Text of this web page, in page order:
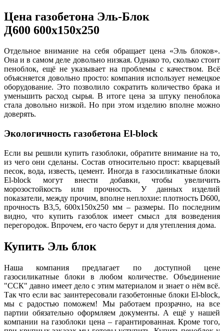
Цена газобетона Эль-Блок
Д600 600х150х250
Отдельное внимание на себя обращает цена «Эль блоков».
Она и в самом деле довольно низкая. Однако то, сколько стоит
пеноблок, ещё не указывает на проблемы с качеством. Всё
объясняется довольно просто: компания использует немецкое
оборудование. Это позволило сократить количество брака и
уменьшить расход сырья. В итоге цена за штуку пеноблока
стала довольно низкой. Но при этом изделию вполне можно
доверять.
Экологичность газобетона El-block
Если вы решили купить газоблоки, обратите внимание на то,
из чего они сделаны. Состав относительно прост: кварцевый
песок, вода, известь, цемент. Иногда в газосиликатные блоки
El-block могут внести добавки, чтобы увеличить
морозостойкость или прочность. У данных изделий
показатели, между прочим, вполне неплохие: плотность D600,
прочность В3,5, 600х150х250 мм – размеры. По последним
видно, что купить газоблок имеет смысл для возведения
перегородок. Впрочем, его часто берут и для утепления дома.
Купить Эль блок
Наша компания предлагает по доступной цене
газосиликатные блоки в любом количестве. Объединение
"ССК" давно имеет дело с этим материалом и знает о нём всё.
Так что если вас заинтересовали газобетонные блоки El-block,
мы с радостью поможем! Мы работаем прозрачно, на все
партии обязательно оформляем документы. А ещё у нашей
компании на газоблоки цена – гарантированная. Кроме того,